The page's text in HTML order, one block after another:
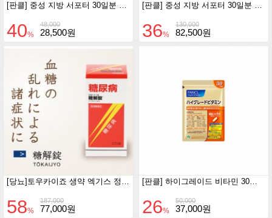
[판클] 중성 지방 서포터 30일분 120정
48,000
40% 28,500원
[판클] 중성 지방 서포터 30일분 120정 3개세트
130,000
36% 82,500원
187,000
58% 77,000원
50,000
26% 37,000원